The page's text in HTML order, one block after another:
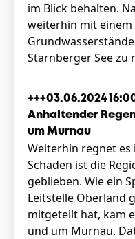
im Blick behalten.
weiterhin mit einem
Starnberger See zu
+++03.06.2024
Anhaltender
um Murnau
Weiterhin regnet
Schäden ist die
geblieben. Wie ein
Leitstelle Oberland
mitgeteilt hat, kam
und um Murnau.